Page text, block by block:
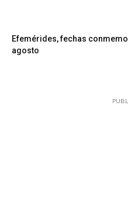
Efemérides, fechas
agosto